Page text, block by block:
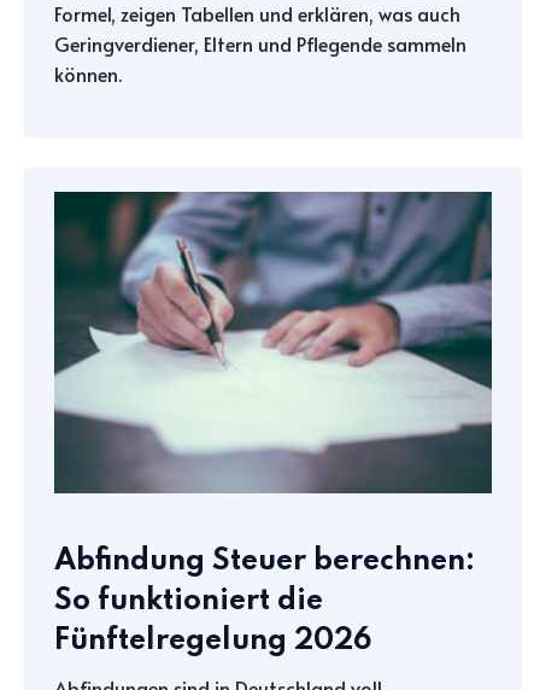
Formel, zeigen Tabellen und erklären, was auch
Geringverdiener, Eltern und Pflegende sammeln
können.
Abfindung Steuer berechnen:
So funktioniert die
Fünftelregelung 2026